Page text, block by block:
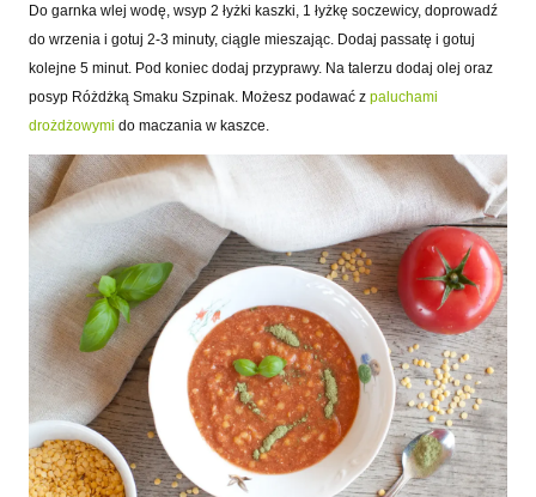
Do garnka wlej wodę, wsyp 2 łyżki kaszki, 1 łyżkę soczewicy, doprowadź
do wrzenia i gotuj 2-3 minuty, ciągle mieszając. Dodaj passatę i gotuj
kolejne 5 minut. Pod koniec dodaj przyprawy. Na talerzu dodaj olej oraz
posyp Różdżką Smaku Szpinak. Możesz podawać z paluchami
drożdżowymi do maczania w kaszce.